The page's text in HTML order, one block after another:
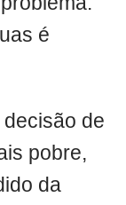
é
decisão de
pobre,
da